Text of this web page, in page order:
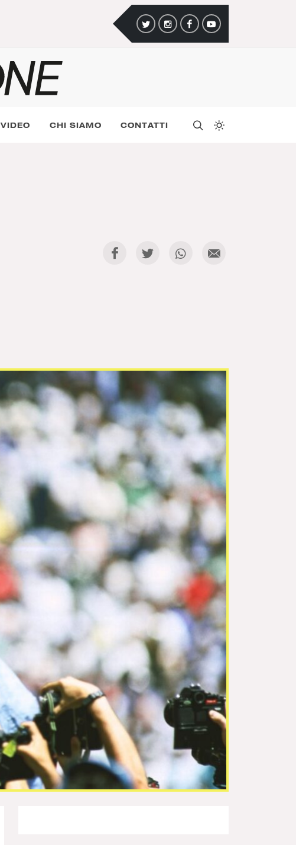
VIDEO CHI SIAMO CONTATTI